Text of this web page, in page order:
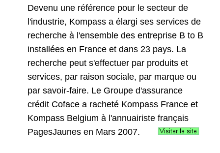
Devenu une référence pour le secteur de
l'industrie, Kompass a élargi ses services de
recherche à l'ensemble des entreprise B to B
installées en France et dans 23 pays. La
recherche peut s'effectuer par produits et
services, par raison sociale, par marque ou
par savoir-faire. Le Groupe d'assurance
crédit Coface a racheté Kompass France et
Kompass Belgium à l'annuairiste français
PagesJaunes en Mars 2007.